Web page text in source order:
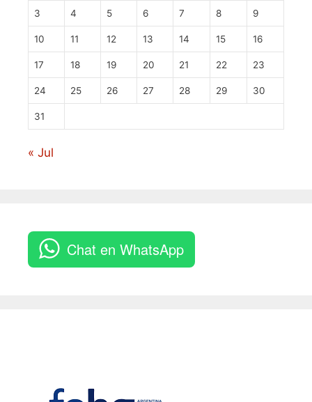
3 4 5 6 7 8 9
10 11 12 13 14 15 16
17 18 19 20 21 22 23
24 25 26 27 28 29 30
31
« Jul
Chat en WhatsApp